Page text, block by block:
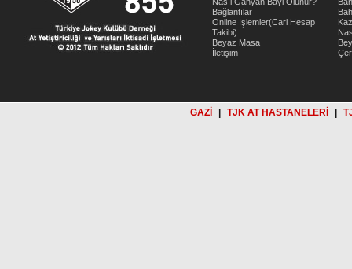
Bağlantılar
Online İşlemler(Cari Hesap
Takibi)
Beyaz Masa
İletişim
GAZİ TJK AT HASTANELERİ